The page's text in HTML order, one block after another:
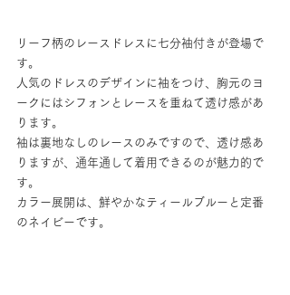
リーフ柄のレースドレスに七分袖付きが登場で
す。
人気のドレスのデザインに袖をつけ、胸元のヨ
ークにはシフォンとレースを重ねて透け感があ
ります。
袖は裏地なしのレースのみですので、透け感あ
りますが、通年通して着用できるのが魅力的で
す。
カラー展開は、鮮やかなティールブルーと定番
のネイビーです。